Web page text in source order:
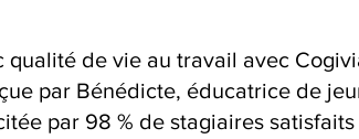
de vie au travail avec
par Bénédicte, éducatrice de
par 98 % de stagiaires